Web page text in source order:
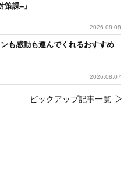
課–』
2026.08.08
も感動も運んでくれるおすすめ
2026.08.07
ピックアップ記事一覧